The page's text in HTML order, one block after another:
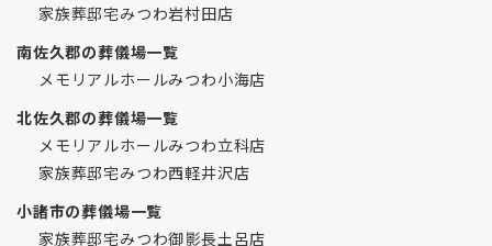
家族葬邸宅みつわ岩村田店
南佐久郡の葬儀場一覧
メモリアルホールみつわ小海店
北佐久郡の葬儀場一覧
メモリアルホールみつわ立科店
家族葬邸宅みつわ西軽井沢店
小諸市の葬儀場一覧
家族葬邸宅みつわ御影長土呂店